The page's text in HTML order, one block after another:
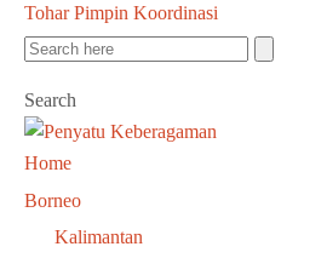
Tohar Pimpin Koordinasi
Search
Home
Borneo
Kalimantan